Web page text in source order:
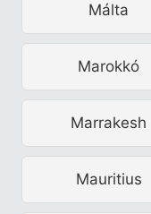
Málta
Marokkó
Marrakesh
Mauritius